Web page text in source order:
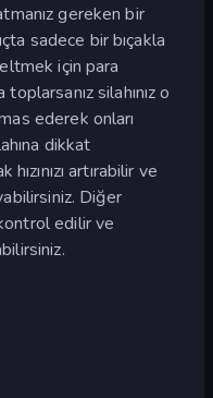
gereken bir
sadece bir bıçakla
için para
silahınız o
ederek onları
dikkat
artırabilir ve
Diğer
edilir ve